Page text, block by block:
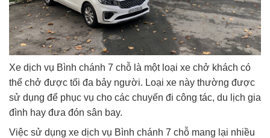
Xe dịch vụ Bình chánh 7 chỗ là một loại xe chở khách có
thể chở được tối đa bảy người. Loại xe này thường được
sử dụng để phục vụ cho các chuyến đi công tác, du lịch gia
đình hay đưa đón sân bay.
Việc sử dụng xe dịch vụ Bình chánh 7 chỗ mang lại nhiều